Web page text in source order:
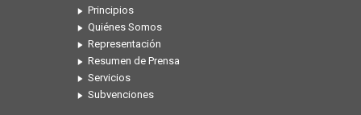
Principios
Quiénes Somos
Representación
Resumen de Prensa
Servicios
Subvenciones